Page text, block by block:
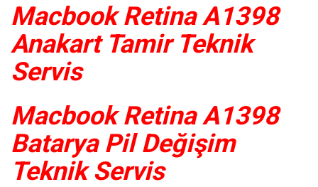
Macbook Retina A1398
Anakart Tamir Teknik
Servis
Macbook Retina A1398
Batarya Pil Değişim
Teknik Servis